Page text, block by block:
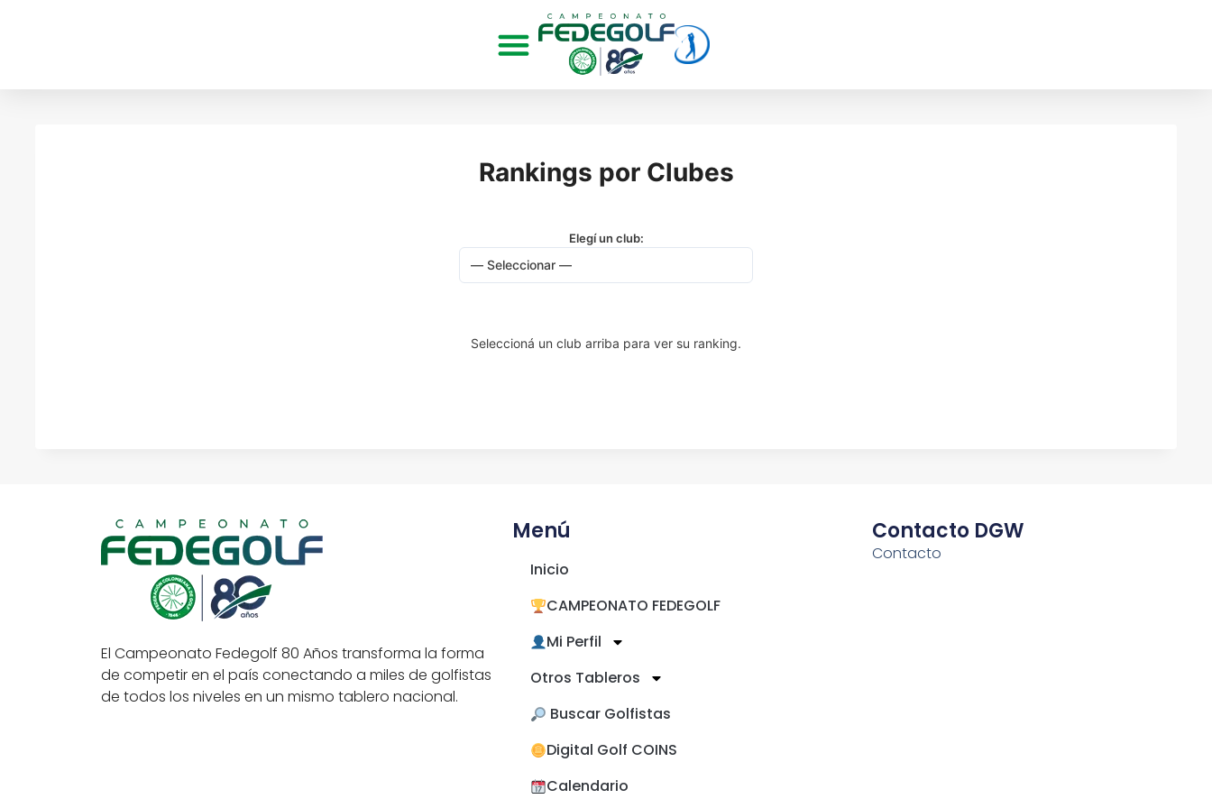
Rankings por Clubes
Elegí un club:
Seleccioná un club arriba para ver su ranking.
El Campeonato Fedegolf 80 Años transforma la forma
de competir en el país conectando a miles de golfistas
de todos los niveles en un mismo tablero nacional.
Menú
Inicio
CAMPEONATO FEDEGOLF
Mi Perfil
Otros Tableros
​ Buscar Golfistas
Digital Golf COINS
Calendario
Contacto DGW
Contacto